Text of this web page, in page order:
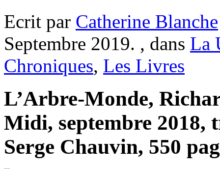
Ecrit par Catherine Blanche
Septembre 2019. , dans La
Chroniques, Les Livres
L’Arbre-Monde,
Midi, septembre 2018,
Serge Chauvin, 550